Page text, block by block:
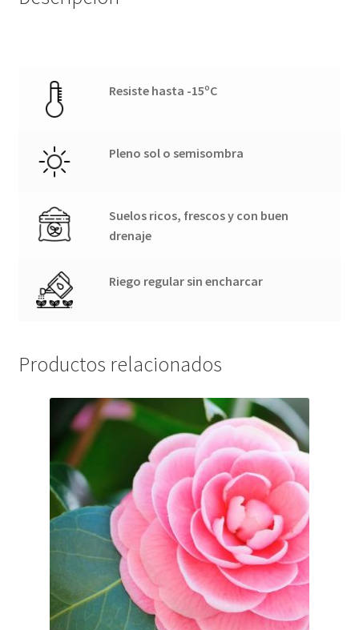
Resiste hasta -15ºC
Pleno sol o semisombra
Suelos ricos, frescos y con buen
drenaje
Riego regular sin encharcar
Productos relacionados